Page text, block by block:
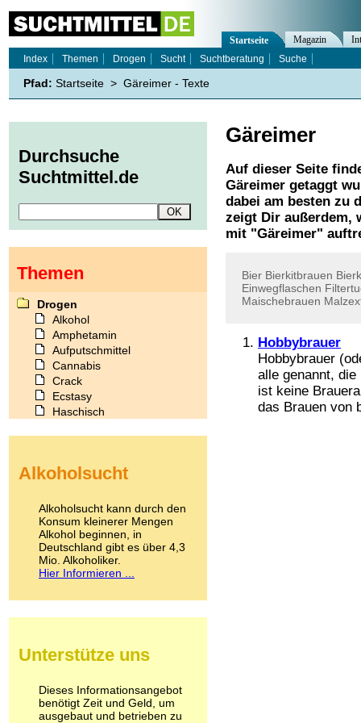
Gäreimer
Auf dieser Seite
Gäreimer getaggt
dabei am besten zu
zeigt Dir außerdem,
mit "Gäreimer"
Bier Bierkitbrauen
Einwegflaschen
Maischebrauen
Hobbybrauer
Hobbybrauer
alle genannt,
ist keine
das Brauen von
Startseite Magazin
Index
Themen Drogen Sucht Suchtberatung Suche
Pfad: Startseite > Gäreimer - Texte
Durchsuche
Suchtmittel.de
Themen
Drogen
Alkohol
Amphetamin
Aufputschmittel
Cannabis
Crack
Ecstasy
Haschisch
Kokain
LSD
Marihuana
Medikamente
Meskalin
Metamphetamin
Methadon
Pilze
Psychopharmaka
Schlafmittel
Schmerzmittel
Alkoholsucht
Alkoholsucht kann durch den
Konsum kleinerer Mengen
Alkohol beginnen, in
Deutschland gibt es über 4,3
Mio. Alkoholiker.
Hier Informieren ...
Unterstütze uns
Dieses Informationsangebot
benötigt Zeit und Geld, um
ausgebaut und betrieben zu